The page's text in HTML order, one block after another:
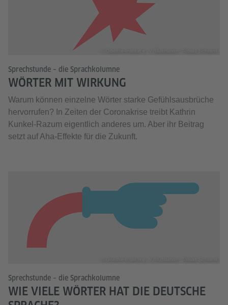
Sprechstunde – die Sprachkolumne
WÖRTER MIT WIRKUNG
Warum können einzelne Wörter starke Gefühlsausbrüche
hervorrufen? In Zeiten der Coronakrise treibt Kathrin
Kunkel-Razum eigentlich anderes um. Aber ihr Beitrag
setzt auf Aha-Effekte für die Zukunft.
Sprechstunde – die Sprachkolumne
WIE VIELE WÖRTER HAT DIE DEUTSCHE